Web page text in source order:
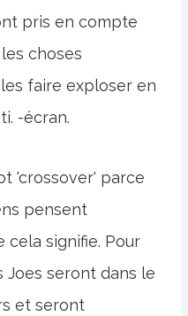
pris en compte
choses
faire exploser en
-écran.
'crossover' parce
pensent
cela signifie. Pour
Joes seront dans le
et seront